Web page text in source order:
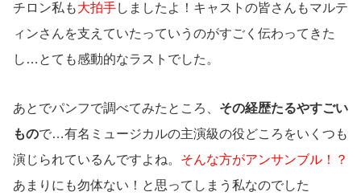
チロン私も大拍手しましたよ！キャストの皆さんもマルテ
ィンさんを支えていたっていうのがすごく伝わってきた
し…とても感動的なラストでした。
あとでパンフで調べてみたところ、 その経歴たるやすごい
もので…有名ミュージカルの主演級の役どころをいくつも
演じられているんですよね。 そんな方がアンサンブル！？
あまりにも勿体ない！と思ってしまう私なのでした